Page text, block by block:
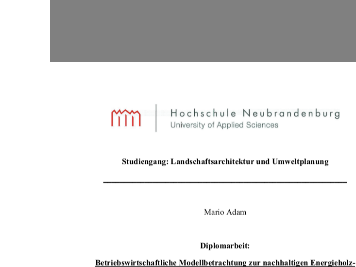
Studiengang: Landschaftsarchitektur und Umweltplanung
Mario Adam
Diplomarbeit:
Betriebswirtschaftliche Modellbetrachtung zur nachhaltigen Energieholz-